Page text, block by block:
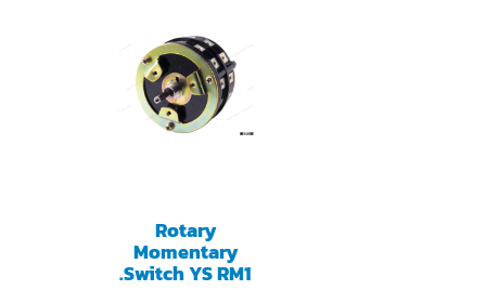
Rotary
Momentary
.Switch YS RM1